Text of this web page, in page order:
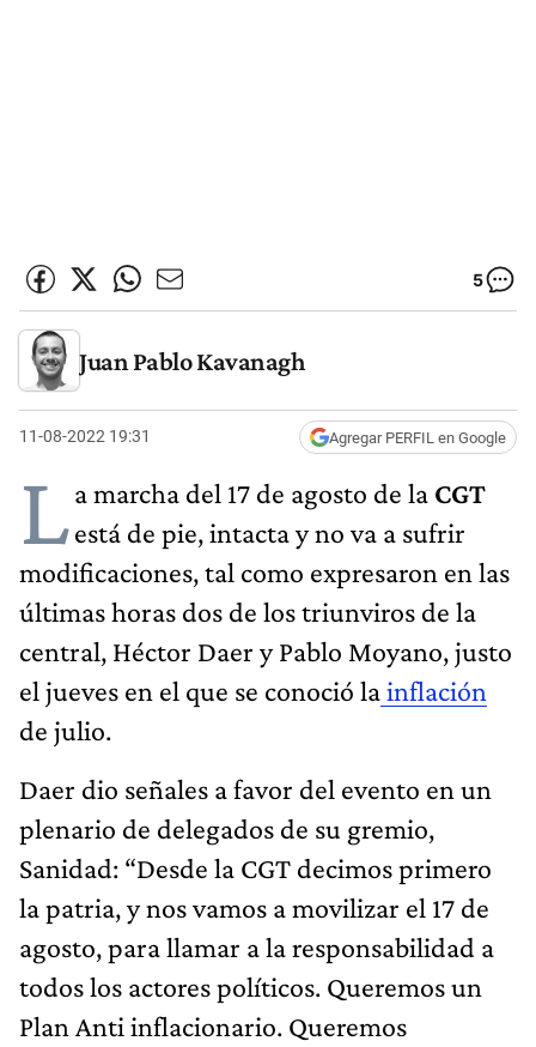
5
Juan Pablo Kavanagh
11-08-2022 19:31 Agregar PERFIL en Google
La marcha del 17 de agosto de la CGT
está de pie, intacta y no va a sufrir
modificaciones, tal como expresaron en las
últimas horas dos de los triunviros de la
central, Héctor Daer y Pablo Moyano, justo
el jueves en el que se conoció lainflación
de julio.
Daer dio señales a favor del evento en un
plenario de delegados de su gremio,
Sanidad: “Desde la CGT decimos primero
la patria, y nos vamos a movilizar el 17 de
agosto, para llamar a la responsabilidad a
todos los actores políticos. Queremos un
Plan Anti inflacionario. Queremos